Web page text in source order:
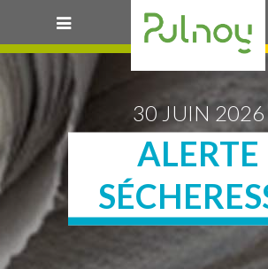
30 JUIN 2026
ALERTE